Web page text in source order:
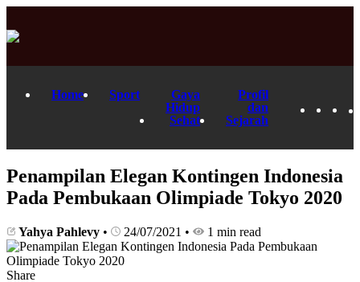
Home Sport
Gaya
Hidup
Sehat
Profil
dan
Sejarah
Penampilan Elegan Kontingen Indonesia
Pada Pembukaan Olimpiade Tokyo 2020
Yahya Pahlevy • 24/07/2021 • 1 min read
Share